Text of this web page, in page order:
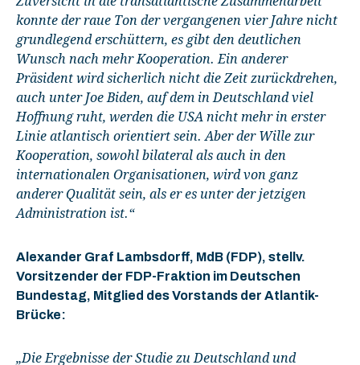
konnte der raue Ton der vergangenen vier Jahre nicht
grundlegend erschüttern, es gibt den deutlichen
Wunsch nach mehr Kooperation. Ein anderer
Präsident wird sicherlich nicht die Zeit zurückdrehen,
auch unter Joe Biden, auf dem in Deutschland viel
Hoffnung ruht, werden die USA nicht mehr in erster
Linie atlantisch orientiert sein. Aber der Wille zur
Kooperation, sowohl bilateral als auch in den
internationalen Organisationen, wird von ganz
anderer Qualität sein, als er es unter der jetzigen
Administration ist.“
Alexander Graf Lambsdorff, MdB (FDP), stellv.
Vorsitzender der FDP-Fraktion im Deutschen
Bundestag, Mitglied des Vorstands der Atlantik-
Brücke:
„Die Ergebnisse der Studie zu Deutschland und